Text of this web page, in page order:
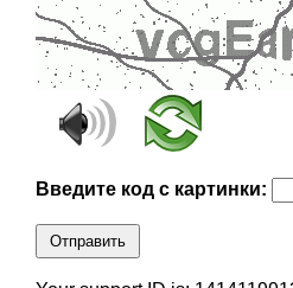
Введите код с картинки:
Отправить